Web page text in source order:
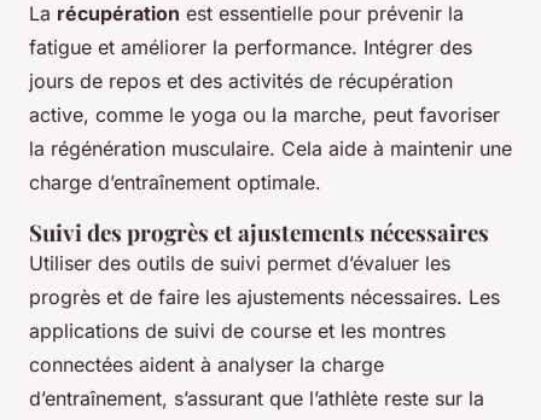
La récupération est essentielle pour prévenir la
fatigue et améliorer la performance. Intégrer des
jours de repos et des activités de récupération
active, comme le yoga ou la marche, peut favoriser
la régénération musculaire. Cela aide à maintenir une
charge d’entraînement optimale.
Suivi des progrès et ajustements nécessaires
Utiliser des outils de suivi permet d’évaluer les
progrès et de faire les ajustements nécessaires. Les
applications de suivi de course et les montres
connectées aident à analyser la charge
d’entraînement, s’assurant que l’athlète reste sur la